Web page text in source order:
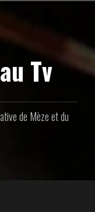
Tv
de Mèze et du